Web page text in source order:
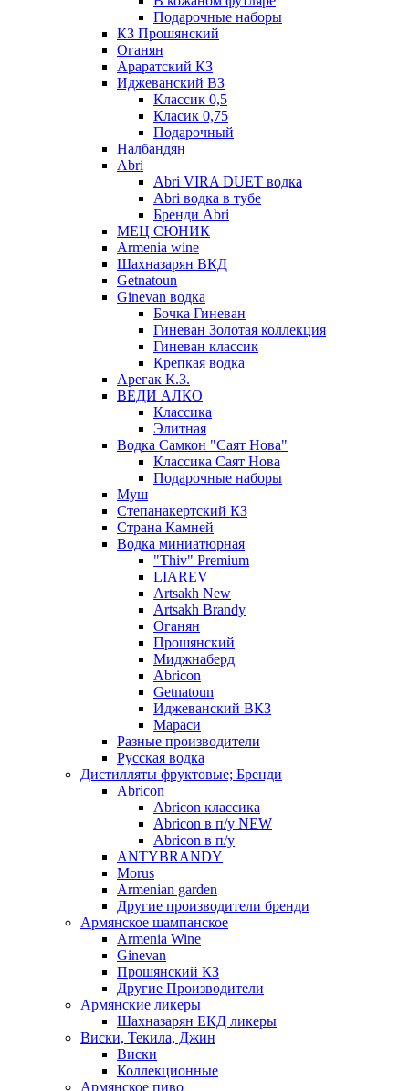
Подарочные наборы
КЗ Прошянский
Оганян
Араратский КЗ
Иджеванский ВЗ
Классик 0,5
Класик 0,75
Подарочный
Налбандян
Abri
Abri VIRA DUET водка
Abri водка в тубе
Бренди Abri
МЕЦ СЮНИК
Armenia wine
Шахназарян ВКД
Getnatoun
Ginevan водка
Бочка Гиневан
Гиневан Золотая коллекция
Гиневан классик
Крепкая водка
Арегак К.З.
ВЕДИ АЛКО
Классика
Элитная
Водка Самкон "Саят Нова"
Классика Саят Нова
Подарочные наборы
Муш
Степанакертский КЗ
Страна Камней
Водка миниатюрная
"Thiv" Premium
LIAREV
Artsakh New
Artsakh Brandy
Оганян
Прошянский
Миджнаберд
Abricon
Getnatoun
Иджеванский ВКЗ
Мараси
Разные производители
Русская водка
Дистилляты фруктовые; Бренди
Abricon
Abricon классика
Abricon в п/у NEW
Abricon в п/у
ANTYBRANDY
Morus
Armenian garden
Другие производители бренди
Армянское шампанское
Armenia Wine
Ginevan
Прошянский КЗ
Другие Производители
Армянские ликеры
Шахназарян ЕКД ликеры
Виски, Текила, Джин
Виски
Коллекционные
Армянское пиво